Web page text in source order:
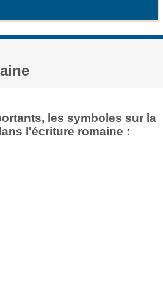
les symboles sur la
l'écriture romaine :